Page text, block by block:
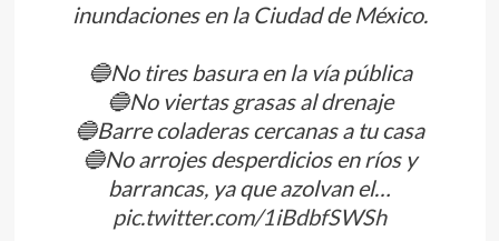
inundaciones en la Ciudad de México.
🔵No tires basura en la vía pública
🔵No viertas grasas al drenaje
🔵Barre coladeras cercanas a tu casa
🔵No arrojes desperdicios en ríos y
barrancas, ya que azolvan el…
pic.twitter.com/1iBdbfSWSh